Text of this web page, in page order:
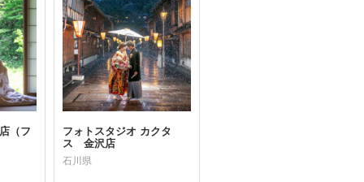
（フ
フォトスタジオ カクタ
ス 金沢店
石川県